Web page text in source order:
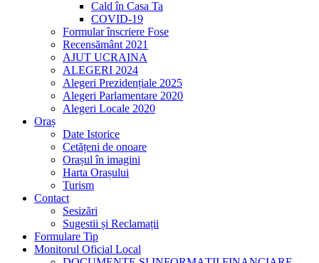
Cald în Casa Ta
COVID-19
Formular înscriere Fose
Recensământ 2021
AJUT UCRAINA
ALEGERI 2024
Alegeri Prezidențiale 2025
Alegeri Parlamentare 2020
Alegeri Locale 2020
Oraș
Date Istorice
Cetățeni de onoare
Orașul în imagini
Harta Orașului
Turism
Contact
Sesizări
Sugestii și Reclamații
Formulare Tip
Monitorul Oficial Local